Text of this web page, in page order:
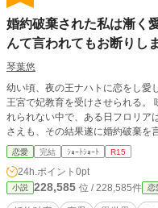
婚約破棄された私は漸く
んて言われてもお断りし
琴葉悠
幼い頃、夜の王ナハトに恋をし愛
王宮で妃教育を受けさせられる。
れられない中で、ある日フロリア
さえも、その結果遂に婚約破棄
恋愛 完結 ｼｮｰﾄｼｮｰﾄ R15
24h.ポイント 0pt
小説 228,585 位 / 228,585件 恋